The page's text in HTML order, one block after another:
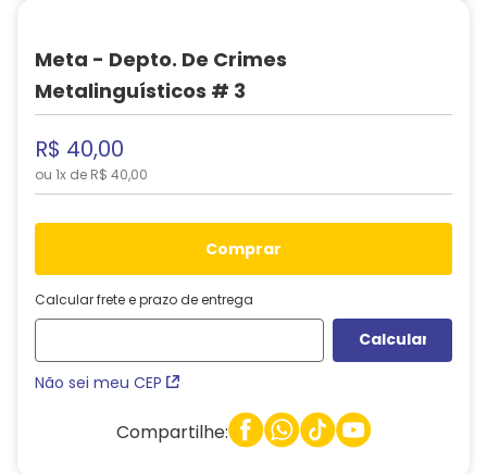
Meta - Depto. De Crimes
Metalinguísticos # 3
R$ 40,00
ou 1x de R$ 40,00
comprar
Calcular frete e prazo de entrega
Não sei meu CEP
Compartilhe: